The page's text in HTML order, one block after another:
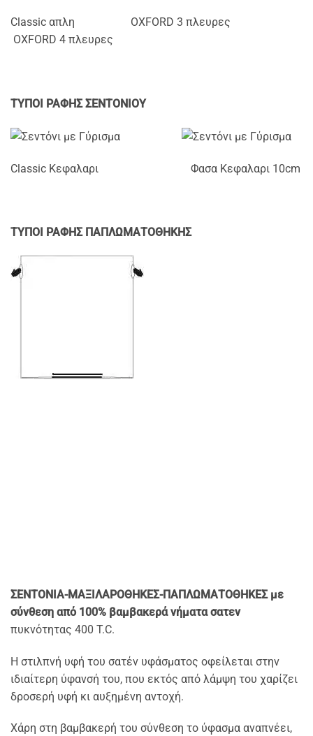
Classic απλη OXFORD 3 πλευρες
OXFORD 4 πλευρες
ΤΥΠΟΙ ΡΑΦΗΣ ΣΕΝΤΟΝΙΟΥ
Classic Κεφαλαρι Φασα Κεφαλαρι 10cm
TYΠΟΙ ΡΑΦΗΣ ΠΑΠΛΩΜΑΤΟΘΗΚΗΣ
ΣΕΝΤΟΝΙΑ-ΜΑΞΙΛΑΡΟΘΗΚΕΣ-ΠΑΠΛΩΜΑΤΟΘΗΚΕΣ με
σύνθεση από 100% βαμβακερά νήματα σατεν
πυκνότητας 400 T.C.
Η στιλπνή υφή του σατέν υφάσματος οφείλεται στην
ιδιαίτερη ύφανσή του, που εκτός από λάμψη του χαρίζει
δροσερή υφή κι αυξημένη αντοχή.
Χάρη στη βαμβακερή του σύνθεση το ύφασμα αναπνέει,